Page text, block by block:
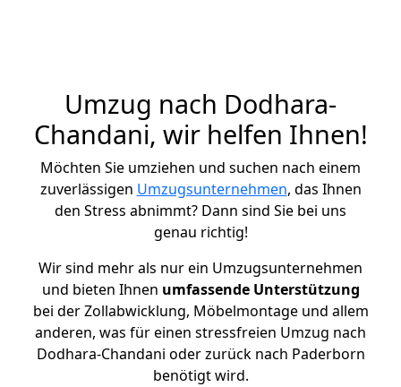
Umzug nach Dodhara-
Chandani, wir helfen Ihnen!
Möchten Sie umziehen und suchen nach einem
zuverlässigen Umzugsunternehmen, das Ihnen
den Stress abnimmt? Dann sind Sie bei uns
genau richtig!
Wir sind mehr als nur ein Umzugsunternehmen
und bieten Ihnen umfassende Unterstützung
bei der Zollabwicklung, Möbelmontage und allem
anderen, was für einen stressfreien Umzug nach
Dodhara-Chandani oder zurück nach Paderborn
benötigt wird.